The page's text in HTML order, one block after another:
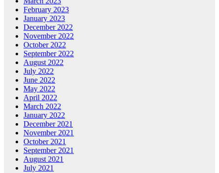
February 2023
January 2023
December 2022
November 2022
October 2022
September 2022
August 2022
July 2022
June 2022
May 2022
April 2022
March 2022
January 2022
December 2021
November 2021
October 2021
September 2021
August 2021
July 2021